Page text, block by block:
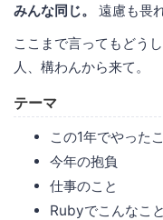
みんな同じ。
遠慮も畏
ここまで言ってもどう
人、構わんから来て。
テーマ
この1年でやった
今年の抱負
仕事のこと
Rubyでこんなこ